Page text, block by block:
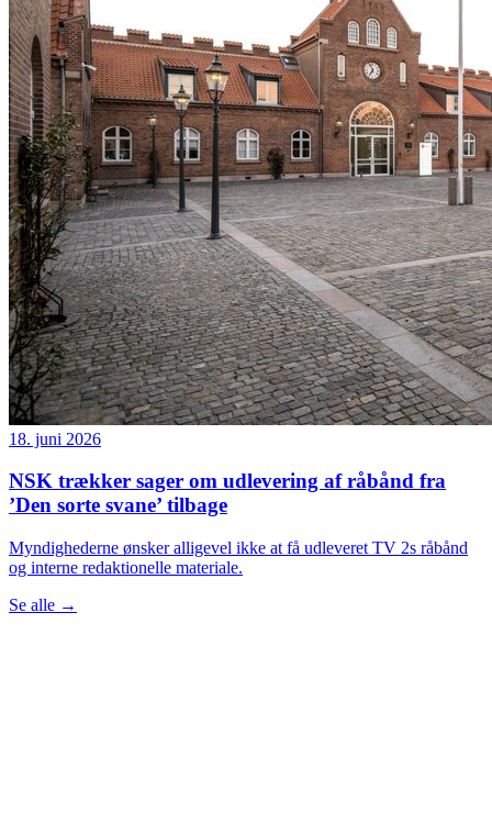
18. juni 2026
NSK trækker sager om udlevering af råbånd fra
’Den sorte svane’ tilbage
Myndighederne ønsker alligevel ikke at få udleveret TV 2s råbånd
og interne redaktionelle materiale.
Se alle →